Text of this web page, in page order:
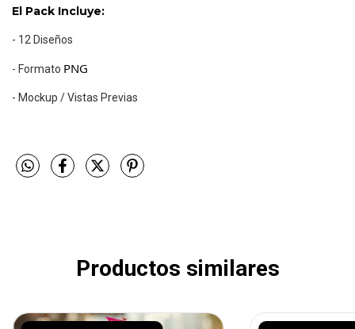
El Pack Incluye:
- 12 Diseños
- Formato PNG
- Mockup / Vistas Previas
Productos similares